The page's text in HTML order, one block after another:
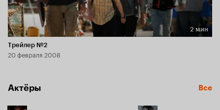
Длительность 2 мин
2 мин
Трейлер №2
20 февраля 2008
Актёры Все